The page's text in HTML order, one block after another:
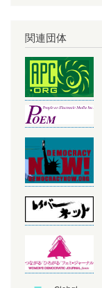
関連団体